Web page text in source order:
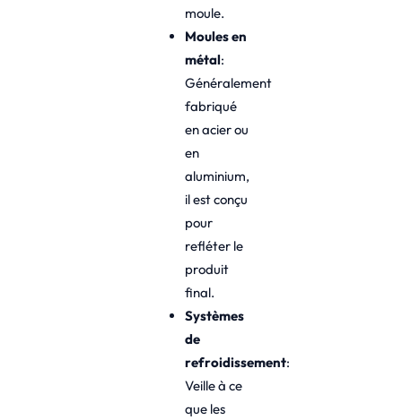
moule.
Moules en
métal:
Généralement
fabriqué
en acier ou
en
aluminium,
il est conçu
pour
refléter le
produit
final.
Systèmes
de
refroidissement:
Veille à ce
que les